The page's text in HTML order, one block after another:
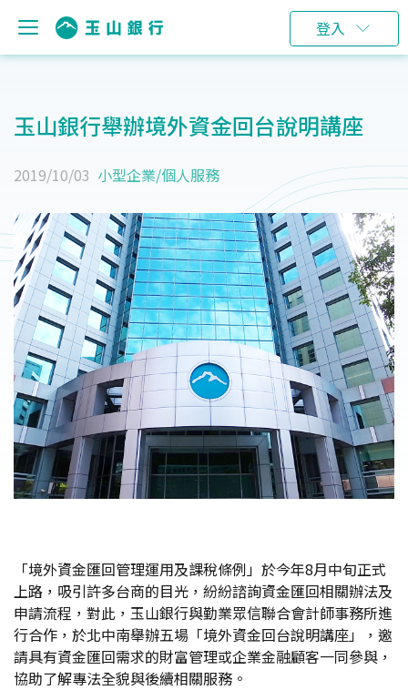
登入
玉山銀行舉辦境外資金回台說明講座
2019/10/03 小型企業/個人服務
「境外資金匯回管理運用及課稅條例」於今年8月中旬正式
上路，吸引許多台商的目光，紛紛諮詢資金匯回相關辦法及
申請流程，對此，玉山銀行與勤業眾信聯合會計師事務所進
行合作，於北中南舉辦五場「境外資金回台說明講座」，邀
請具有資金匯回需求的財富管理或企業金融顧客一同參與，
協助了解專法全貌與後續相關服務。